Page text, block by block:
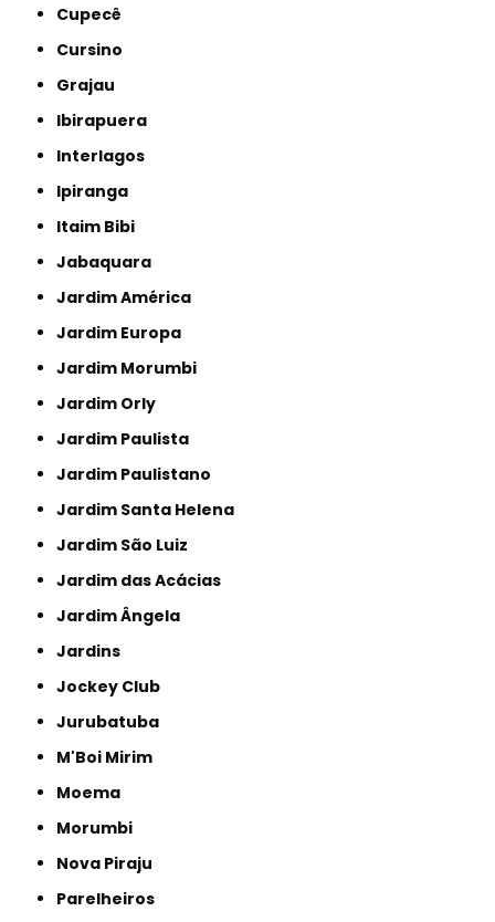
Cupecê
Cursino
Grajau
Ibirapuera
Interlagos
Ipiranga
Itaim Bibi
Jabaquara
Jardim América
Jardim Europa
Jardim Morumbi
Jardim Orly
Jardim Paulista
Jardim Paulistano
Jardim Santa Helena
Jardim São Luiz
Jardim das Acácias
Jardim Ângela
Jardins
Jockey Club
Jurubatuba
M'Boi Mirim
Moema
Morumbi
Nova Piraju
Parelheiros